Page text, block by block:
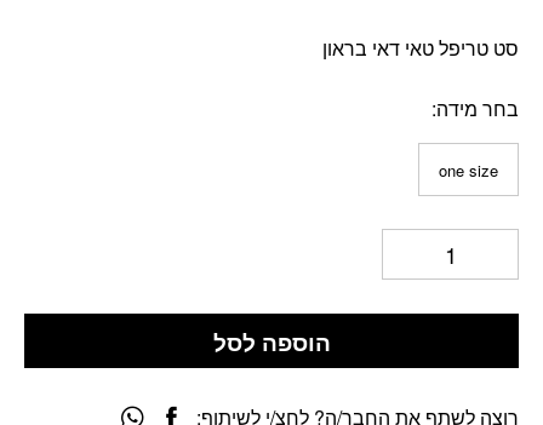
סט טריפל טאי דאי בראון
בחר מידה
one size
הוספה לסל
רוצה לשתף את החבר/ה? לחצ/י לשיתוף: